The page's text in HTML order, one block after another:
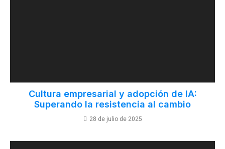
Cultura empresarial y adopción de IA:
Superando la resistencia al cambio
28 de julio de 2025